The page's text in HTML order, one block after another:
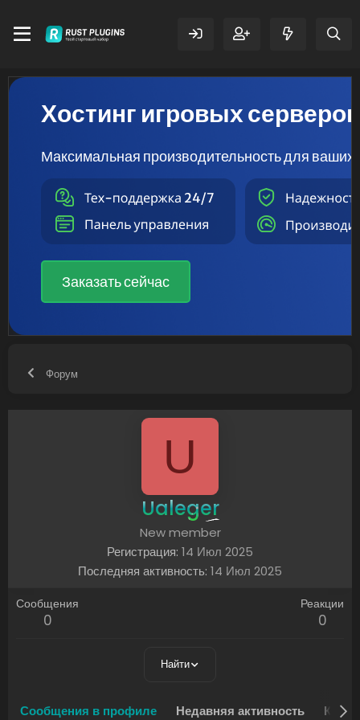
Хостинг игровых серверов
Максимальная производительность для ваших
Заказать сейчас
Форум
U
Ualeger
New member
Регистрация 14 Июл 2025
Последняя активность 14 Июл 2025
Сообщения
0
Реакции
0
Найти
Сообщения в профиле Недавняя активность